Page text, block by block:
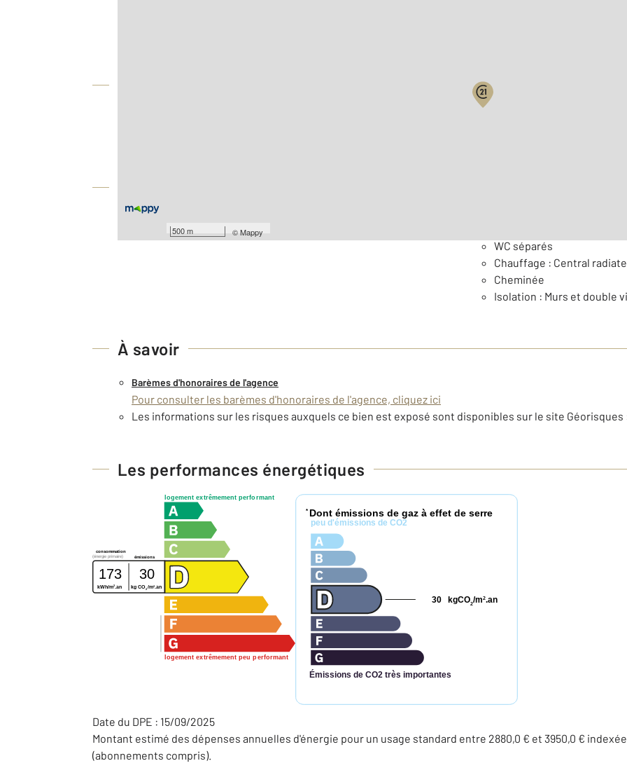
500 m ©Mappy
WC séparés
Chauffage : Central
Cheminée
Isolation : Murs et double
À savoir
Barèmes d'honoraires de l'agence
Pour consulter les barèmes d'honoraires de l'agence, cliquez ici
Les informations sur les risques auxquels ce bien est exposé sont disponibles sur le site
Les performances énergétiques
logement extrêmement performant
logement extrêmement peu performant
consommation
émissions
(énergie primaire)
173 30
kWh/m2 .an kg CO2 /m2 .an
* Dont émissions de gaz à effet de serre
peu d'émissions de CO2
Émissions de CO2 très importantes
kgCO2/m2.an
30
Date du DPE : 15/09/2025
Montant estimé des dépenses annuelles d'énergie pour un usage standard entre 2880,0 € et 3950,0 €
(abonnements compris).